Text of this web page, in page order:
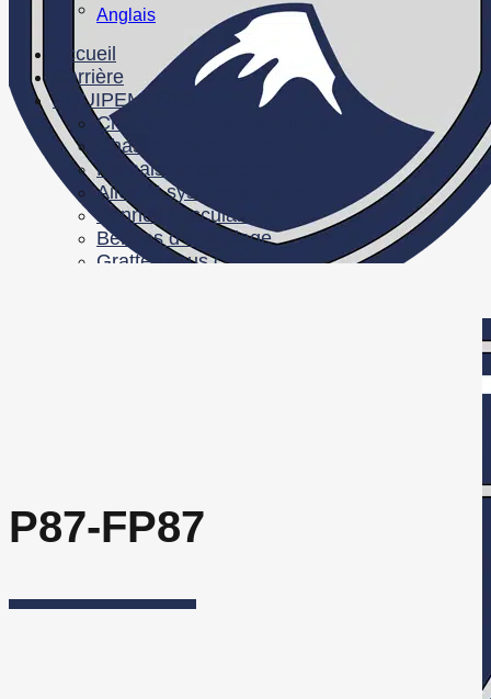
Anglais
Accueil
Carrière
ÉQUIPEMENTS
Chasse-neige sens unique
Chasse-neige réversibles
Harnais de camions
Ailes et systèmes d’ailes
Bennes basculantes
Bennes d’épandage
Grattes sous châssis
P87-FP87